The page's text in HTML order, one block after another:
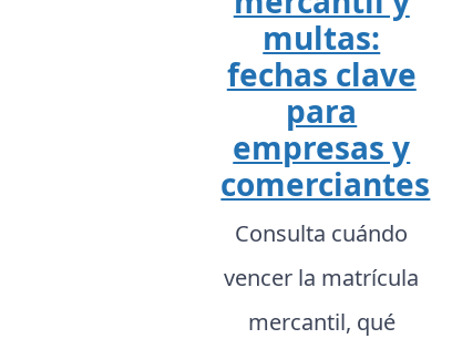
multas:
fechas clave
para
empresas y
comerciantes
Consulta cuándo
vencer la matrícula
mercantil, qué